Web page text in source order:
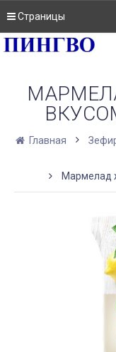
Страницы
Главная
Мармелад